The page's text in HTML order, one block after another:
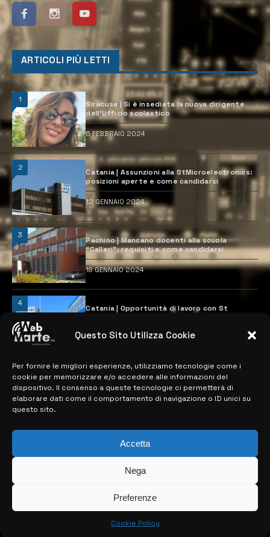
Questo Sito Utilizza Cookie
Per fornire le migliori esperienze, utilizziamo tecnologie come i
cookie per memorizzare e/o accedere alle informazioni del
dispositivo. Il consenso a queste tecnologie ci permetterà di
elaborare dati come il comportamento di navigazione o ID unici su
questo sito.
Accetta
Nega
Preferenze
Cookie Policy
ARTICOLI PIÙ LETTI
1
Siracusa | Si è insediata la nuova dirigente
dell’Ufficio scolastico
6 FEBBRAIO 2024
2
Catania | Assunzioni alla StMicroelectronics:
posizioni aperte e come candidarsi
12 GENNAIO 2024
3
Pachino | Mancano docenti alla scuola
“Calleri”: requisiti e come candidarsi
18 GENNAIO 2024
4
Catania | Opportunità di lavoro con St
28 MARZO 2024
MAPPA DEL SITO
> NOTIZIE
> CONTATTI